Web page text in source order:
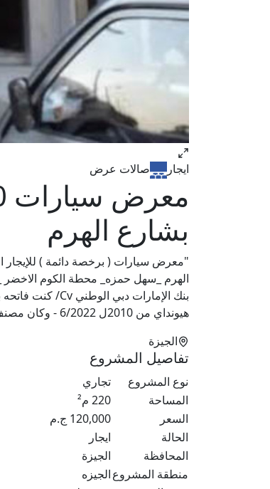
ايجار صالات عرض
بشارع الهرم
هيونداي من 2010ل 6/2022 - وكان مصنف ضمن أكبر ٥ فروع لشركة غبور اوتو في مصر"
الجيزة
تفاصيل المشروع
نوع المشروع
تجاري
المساحة
220 م²
السعر
120,000 ج.م
الحالة
ايجار
المحافظة
الجيزة
منطقة المشروعالجيزه